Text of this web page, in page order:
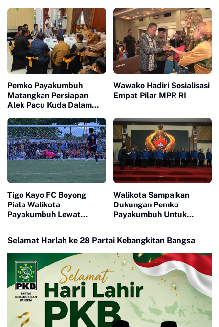
Pemko Payakumbuh
Matangkan Persiapan
Alek Pacu Kuda Dalam
Wawako Hadiri Sosialisasi
Empat Pilar MPR RI
Tigo Kayo FC Boyong
Piala Walikota
Payakumbuh Lewat
Walikota Sampaikan
Dukungan Pemko
Payakumbuh Untuk
2026-2030
Selamat Harlah ke 28 Partai Kebangkitan Bangsa